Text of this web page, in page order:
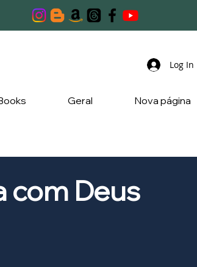
Log In
Geral Nova página
com Deus